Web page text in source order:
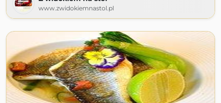
www.zwidokiemnastol.pl